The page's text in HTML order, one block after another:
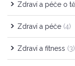
Zdraví a péče o
Zdraví a péče (4)
Zdraví a fitness (3)